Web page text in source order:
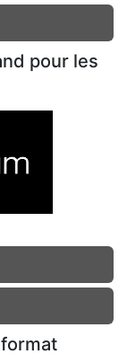
pour les